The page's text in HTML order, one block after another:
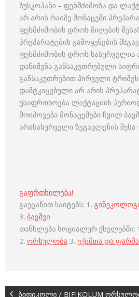
ბუსკოპანი – ფეხმძიმობა და
არ არის რაიმე მონაცემი
ფეხმძიმობის დროს მიღების
პრეპარატების გამოყენების
ფეხმძიმობის დროს სასურველია
დანიშვნა განსაკუთრებული
განსაკუთრებით პირველი
დამტკიცებული არ არის
უსაფრთხოება ლაქტაციის
მოიპოვება მონაცემები ჩვილ
არასასურველი ზეგავლენის
გაფრთხილება!
გაეცანით საიტებს: 1.
3. ბავშვი
თანხლება სოციალურ ქსელებში:
2. ორსულობა 3. ექიმთა და
ბიფიკოლი / BIFIKOLUM